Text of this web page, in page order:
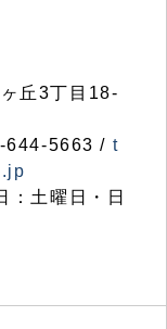
丘3丁目18-
644-5663 / t
土曜日・日